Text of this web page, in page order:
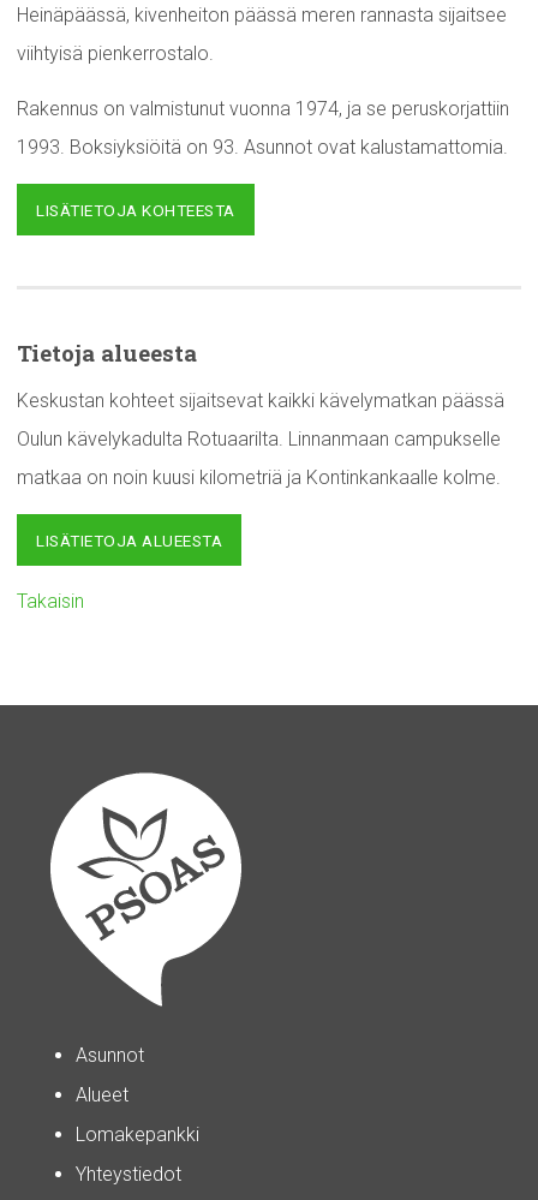
Heinäpäässä, kivenheiton päässä meren rannasta sijaitsee
viihtyisä pienkerrostalo.
Rakennus on valmistunut vuonna 1974, ja se peruskorjattiin
1993. Boksiyksiöitä on 93. Asunnot ovat kalustamattomia.
LISÄTIETOJA KOHTEESTA
Tietoja alueesta
Keskustan kohteet sijaitsevat kaikki kävelymatkan päässä
Oulun kävelykadulta Rotuaarilta. Linnanmaan campukselle
matkaa on noin kuusi kilometriä ja Kontinkankaalle kolme.
LISÄTIETOJA ALUEESTA
Takaisin
Asunnot
Alueet
Lomakepankki
Yhteystiedot